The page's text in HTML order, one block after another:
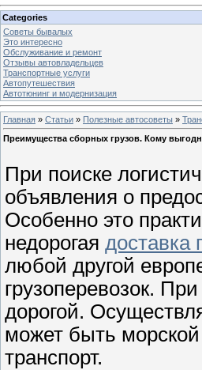
Categories
Советы бывалых
Это интересно
Обслуживание и ремонт
Отзывы автовладельцев
Транспортные услуги
Автопутешествия
Автотюнинг и модернизация
Главная » Статьи » Полезные автосоветы »
Преимущества сборных грузов. Кому
При поиске
объявления о
Особенно это
недорогая доставка
любой другой
грузоперевозок.
дорогой.
может быть
транспорт.